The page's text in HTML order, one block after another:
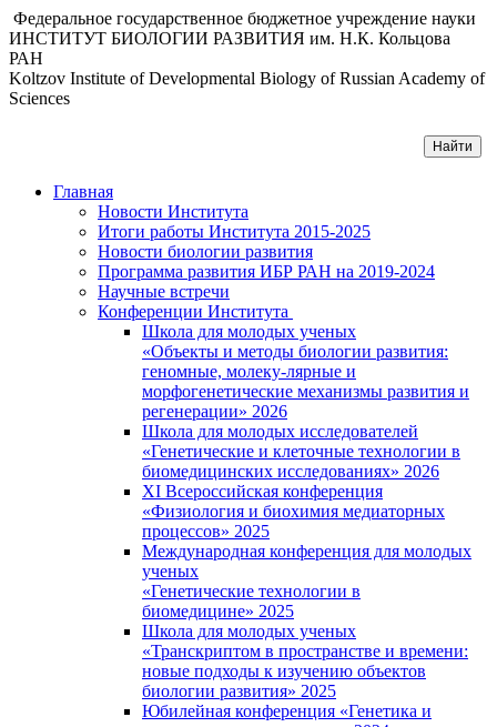
Федеральное государственное бюджетное учреждение науки
ИНСТИТУТ БИОЛОГИИ РАЗВИТИЯ им. Н.К. Кольцова
РАН
Koltzov Institute of Developmental Biology of Russian Academy of
Sciences
Главная
Новости Института
Итоги работы Института 2015-2025
Новости биологии развития
Программа развития ИБР РАН на 2019-2024
Научные встречи
Конференции Института
Школа для молодых ученых
«Объекты и методы биологии развития:
геномные, молеку-лярные и
морфогенетические механизмы развития и
регенерации» 2026
Школа для молодых исследователей
«Генетические и клеточные технологии в
биомедицинских исследованиях» 2026
XI Всероссийская конференция
«Физиология и биохимия медиаторных
процессов» 2025
Международная конференция для молодых
ученых
«Генетические технологии в
биомедицине» 2025
Школа для молодых ученых
«Транскриптом в пространстве и времени:
новые подходы к изучению объектов
биологии развития» 2025
Юбилейная конференция «Генетика и